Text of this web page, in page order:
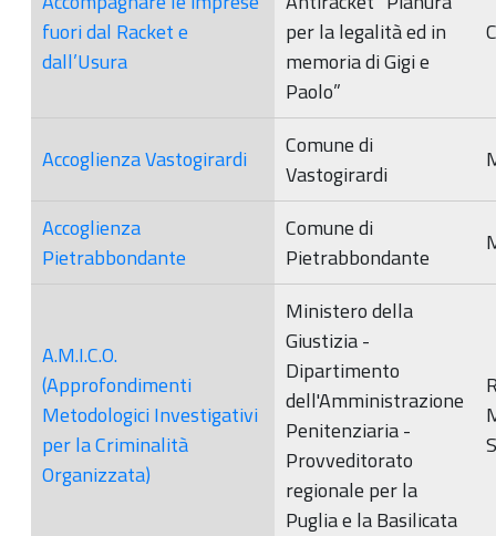
fuori dal Racket e
dall’Usura
per la legalità ed in
memoria di Gigi e
Paolo”
Accoglienza Vastogirardi
Comune di
Vastogirardi
Accoglienza
Pietrabbondante
Comune di
Pietrabbondante
A.M.I.C.O.
(Approfondimenti
Metodologici Investigativi
per la Criminalità
Organizzata)
Ministero della
Giustizia -
Dipartimento
dell'Amministrazione
Penitenziaria -
Provveditorato
regionale per la
Puglia e la Basilicata